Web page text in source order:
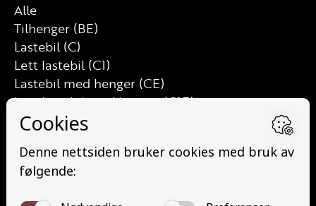
Alle
Tilhenger (BE)
Lastebil (C)
Lett lastebil (C1)
Lastebil med henger (CE)
Lett lastebil med henger (C1E)
Buss (D)
Minibuss (D1)
Minibuss med henger (D1E)